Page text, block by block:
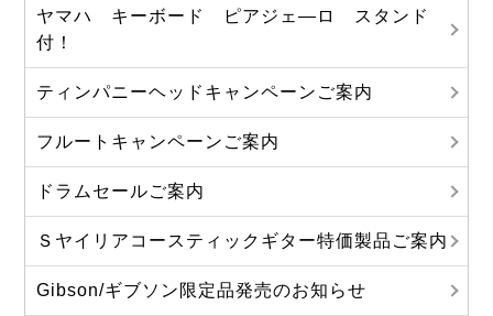
ヤマハ キーボード ピアジェ―ロ スタンド
付！
ティンパニーヘッドキャンペーンご案内
フルートキャンペーンご案内
ドラムセールご案内
Ｓヤイリアコースティックギター特価製品ご案内
Gibson/ギブソン限定品発売のお知らせ